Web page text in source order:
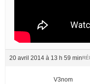
20 avril 2014 à 13 h 59 min
V3nom